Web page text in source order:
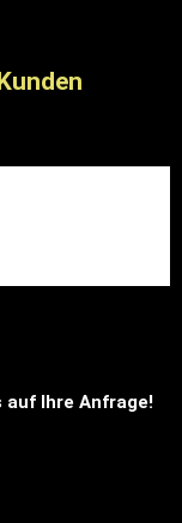
auf Ihre Anfrage!